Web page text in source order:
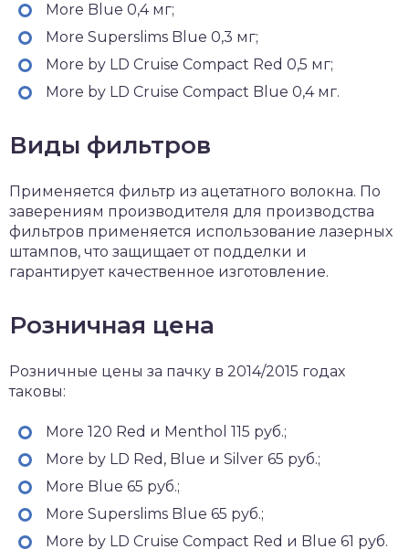
More Blue 0,4 мг;
More Superslims Blue 0,3 мг;
More by LD Cruise Compact Red 0,5 мг;
More by LD Cruise Compact Blue 0,4 мг.
Виды фильтров
Применяется фильтр из ацетатного волокна. По
заверениям производителя для производства
фильтров применяется использование лазерных
штампов, что защищает от подделки и
гарантирует качественное изготовление.
Розничная цена
Розничные цены за пачку в 2014/2015 годах
таковы:
More 120 Red и Menthol 115 руб.;
More by LD Red, Blue и Silver 65 руб.;
More Blue 65 руб.;
More Superslims Blue 65 руб.;
More by LD Cruise Compact Red и Blue 61 руб.